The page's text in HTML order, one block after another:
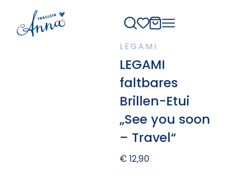
LEGAMI
LEGAMI
faltbares
Brillen-Etui
„See you soon
– Travel“
€12,90